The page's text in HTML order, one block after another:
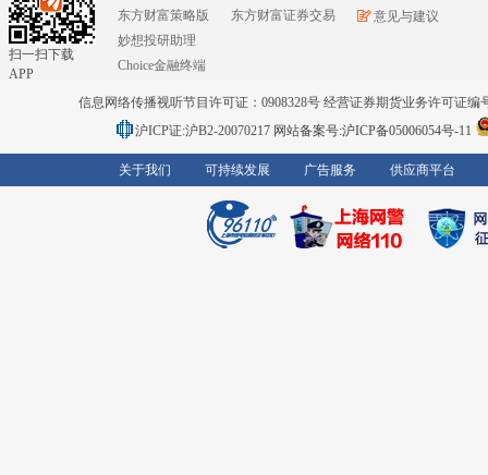
扫一扫下载
APP
东方财富策略版
妙想投研助理
Choice金融终端
东方财富证券交易
意见与建议
信息网络传播视听节目许可证：0908328号 经营证券期货业务许可证编
沪ICP证:沪B2-20070217 网站备案号:沪ICP备05006054号-11
关于我们 可持续发展 广告服务 供应商平台